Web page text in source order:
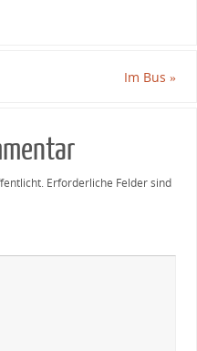
Im Bus»
Erforderliche Felder sind